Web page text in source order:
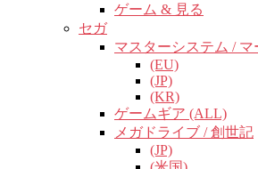
ゲーム & 見る
セガ
マスターシステム /
(EU)
(JP)
(KR)
ゲームギア (ALL)
メガドライブ / 創世記
(JP)